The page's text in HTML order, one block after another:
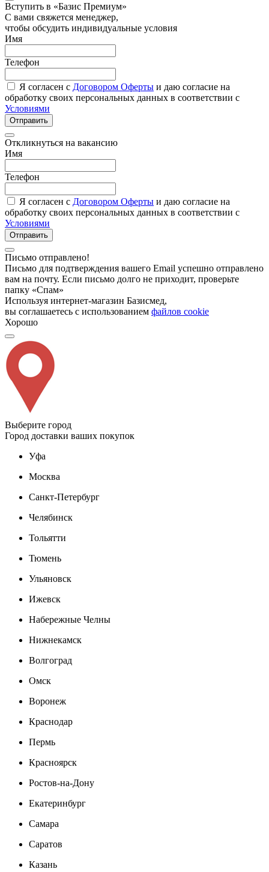
Вступить в «Базис Премиум»
С вами свяжется менеджер,
чтобы обсудить индивидуальные условия
Имя
Телефон
Я согласен с Договором Оферты и даю согласие на
обработку своих персональных данных в соответствии с
Условиями
Отправить
Откликнуться на вакансию
Имя
Телефон
Я согласен с Договором Оферты и даю согласие на
обработку своих персональных данных в соответствии с
Условиями
Отправить
Письмо отправлено!
Письмо для подтверждения вашего Email успешно отправлено
вам на почту. Если письмо долго не приходит, проверьте
папку «Спам»
Используя интернет-магазин Базисмед,
вы соглашаетесь с использованием файлов cookie
Хорошо
Выберите город
Город доставки ваших покупок
Уфа
Москва
Санкт-Петербург
Челябинск
Тольятти
Тюмень
Ульяновск
Ижевск
Набережные Челны
Нижнекамск
Волгоград
Омск
Воронеж
Краснодар
Пермь
Красноярск
Ростов-на-Дону
Екатеринбург
Самара
Саратов
Казань